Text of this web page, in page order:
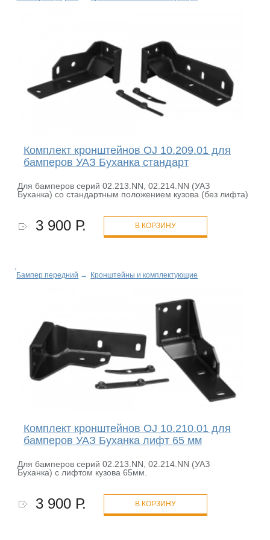
Комплект кронштейнов OJ 10.209.01 для
бамперов УАЗ Буханка стандарт
Для бамперов серий 02.213.NN, 02.214.NN (УАЗ
Буханка) со стандартным положением кузова (без лифта)
3 900 Р. В КОРЗИНУ
Бампер передний → Кронштейны и комплектующие
Комплект кронштейнов OJ 10.210.01 для
бамперов УАЗ Буханка лифт 65 мм
Для бамперов серий 02.213.NN, 02.214.NN (УАЗ
Буханка) с лифтом кузова 65мм.
3 900 Р. В КОРЗИНУ